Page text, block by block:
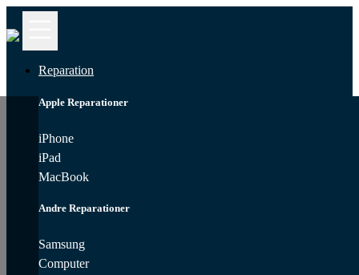
Reparation
Apple Reparationer
iPhone
iPad
MacBook
Andre Reparationer
Samsung
Computer
Kontakt
iPhone
Reparation
Reparation